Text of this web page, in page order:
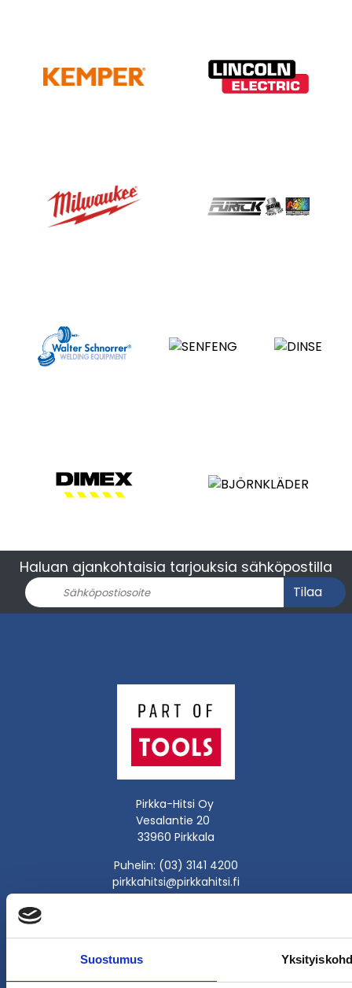
Suostumus
Haluan ajankohtaisia tarjouksia sähköpostilla
Tilaa
Pirkka-Hitsi Oy
Vesalantie 20
33960 Pirkkala
Puhelin: (03) 3141 4200
pirkkahitsi@pirkkahitsi.fi